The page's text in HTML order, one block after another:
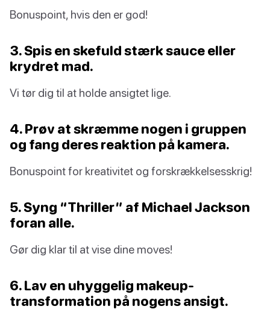
Bonuspoint, hvis den er god!
3. Spis en skefuld stærk sauce eller
krydret mad.
Vi tør dig til at holde ansigtet lige.
4. Prøv at skræmme nogen i gruppen
og fang deres reaktion på kamera.
Bonuspoint for kreativitet og forskrækkelsesskrig!
5. Syng “Thriller” af Michael Jackson
foran alle.
Gør dig klar til at vise dine moves!
6. Lav en uhyggelig makeup-
transformation på nogens ansigt.